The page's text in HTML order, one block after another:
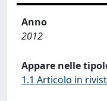
Anno
2012
Appare nelle
1.1 Articolo in